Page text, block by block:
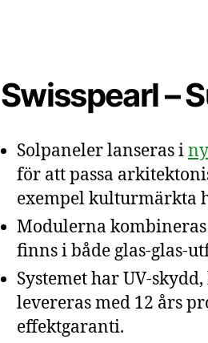
Swisspearl –
Solpaneler lanseras i
för att passa
exempel kulturmärkta
Modulerna
finns i både glas-glas-
Systemet har UV-
levereras med 12 års
effektgaranti.